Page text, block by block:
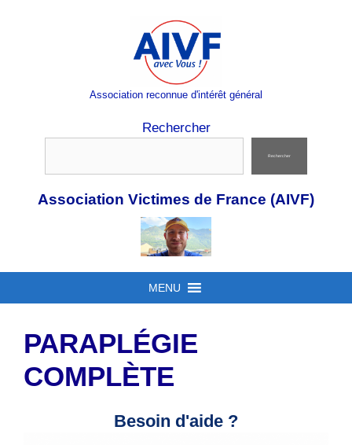
Association reconnue d'intérêt général
Rechercher
Rechercher
Association Victimes de France (AIVF)
MENU
PARAPLÉGIE
COMPLÈTE
Besoin d'aide ?